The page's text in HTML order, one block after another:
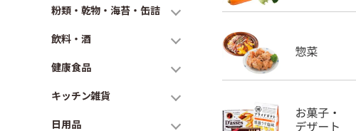
粉類・乾物・海苔・缶詰
飲料・酒
健康食品
キッチン雑貨
日用品